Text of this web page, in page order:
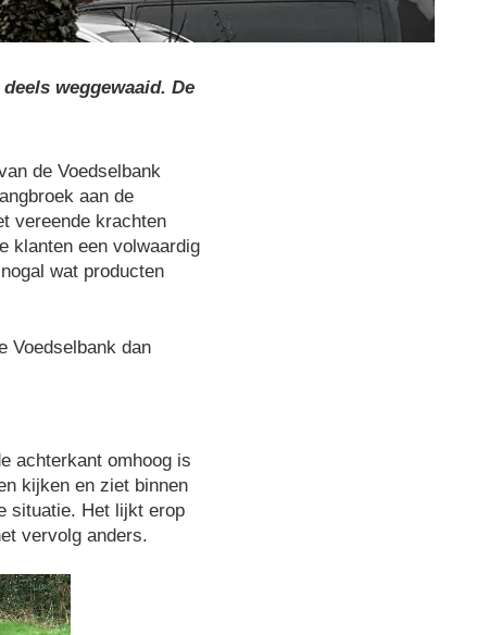
weggewaaid. De
de Voedselbank
aan de
vereende krachten
klanten een volwaardig
wat producten
Voedselbank dan
achterkant omhoog is
kijken en ziet binnen
situatie. Het lijkt erop
vervolg anders.